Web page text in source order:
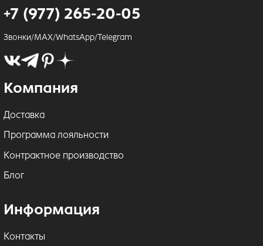
+7 (977) 265-20-05
Звонки/MAX/WhatsApp/Telegram
Компания
Доставка
Программа лояльности
Контрактное производство
Блог
Информация
Контакты